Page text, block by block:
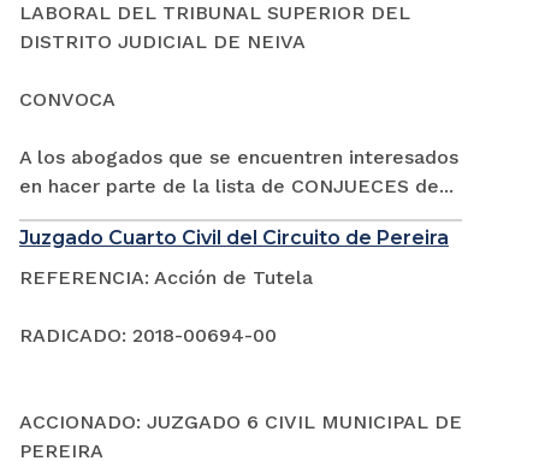
LABORAL DEL TRIBUNAL SUPERIOR DEL
DISTRITO JUDICIAL DE NEIVA
CONVOCA
A los abogados que se encuentren interesados
en hacer parte de la lista de CONJUECES de...
Juzgado Cuarto Civil del Circuito de Pereira
REFERENCIA: Acción de Tutela
RADICADO: 2018-00694-00
ACCIONADO: JUZGADO 6 CIVIL MUNICIPAL DE
PEREIRA